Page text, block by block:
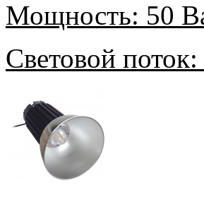
Мощность: 50
Световой поток: